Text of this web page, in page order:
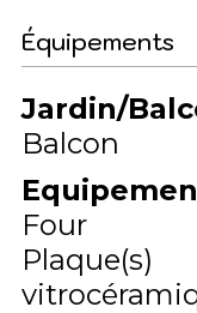
Équipements
Jardin/
Balcon
Four
Plaque(s)